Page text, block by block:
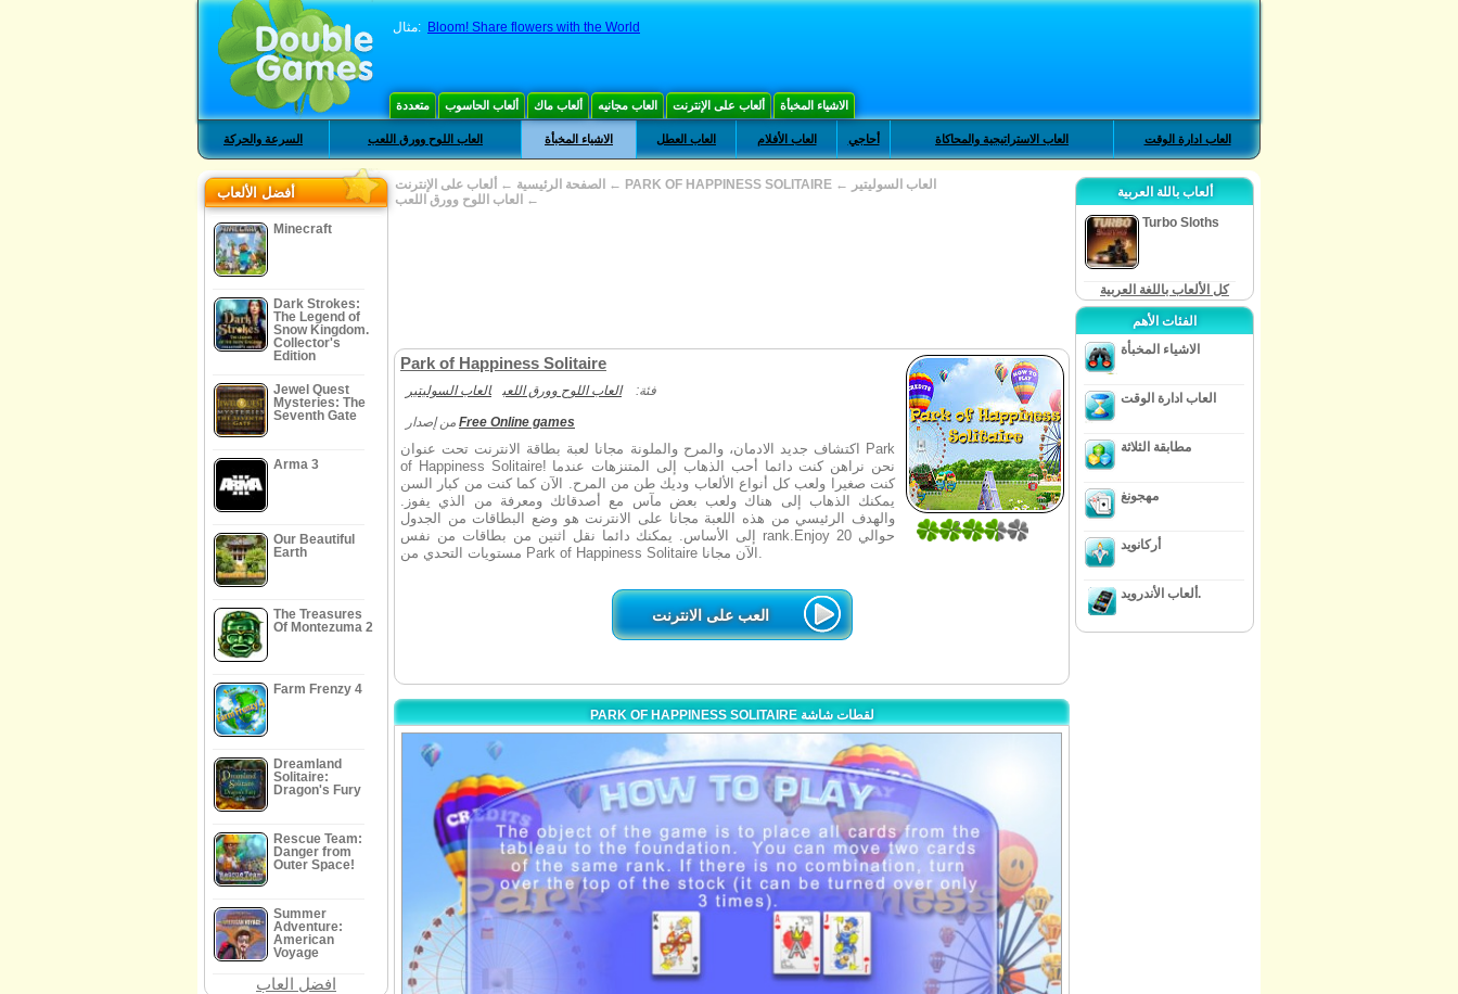
مثال: Bloom! Share flowers with the World
متعددة ألعاب الحاسوب ألعاب ماك العاب مجانيه ألعاب على الإنترنت الاشياء المخبأة
السرعة والحركة العاب اللوح وورق اللعب الاشياء المخبأة العاب العطل العاب الأفلام أحاجي العاب الاستراتيجية والمحاكاة العاب ادارة الوقت
أفضل الألعاب
Minecraft
Dark Strokes:
The Legend of
Snow Kingdom.
Collector's
Edition
Jewel Quest
Mysteries: The
Seventh Gate
Arma 3
Our Beautiful
Earth
The Treasures
Of Montezuma 2
Farm Frenzy 4
Dreamland
Solitaire:
Dragon's Fury
Rescue Team:
Danger from
Outer Space!
Summer
Adventure:
American
Voyage
افضل العاب
الصفحة الرئيسية ← ألعاب على الإنترنت ← PARK OF HAPPINESS SOLITAIRE ← العاب السوليتير
←
العاب اللوح وورق اللعب
2
Park of Happiness Solitaire
فئة: العاب اللوح وورق اللعب العاب السوليتير
Free Online games
اكتشاف جديد الادمان، والمرح والملونة مجانا لعبة بطاقة الانترنت تحت عنوان Park
of Happiness Solitaire! نحن نراهن كنت دائما أحب الذهاب إلى المتنزهات عندما
كنت صغيرا ولعب كل أنواع الألعاب وديك طن من المرح. الآن كما كنت من كبار السن
يمكنك الذهاب إلى هناك ولعب بعض مآس مع أصدقائك ومعرفة من الذي يفوز.
والهدف الرئيسي من هذه اللعبة مجانا على الانترنت هو وضع البطاقات من الجدول
إلى الأساس. يمكنك دائما نقل اثنين من بطاقات من نفس rank.Enjoy حوالي 20
مستويات التحدي من Park of Happiness Solitaire الآن مجانا.
العب على الانترنت
PARK OF HAPPINESS SOLITAIRE لقطات شاشة
ألعاب باللة العربية
Turbo Sloths
كل الألعاب باللغة العربية
الفئات الأهم
الاشياء المخبأة
العاب ادارة الوقت
مطابقة الثلاثة
مهجونغ
أركانويد
ألعاب الأندرويد.